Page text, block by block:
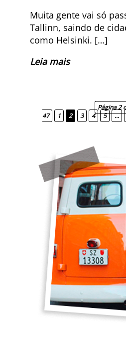
Muita gente vai só
Tallinn, saindo de
como Helsinki. […]
Leia mais
Página 2
47
1 2 3 4 5 ...